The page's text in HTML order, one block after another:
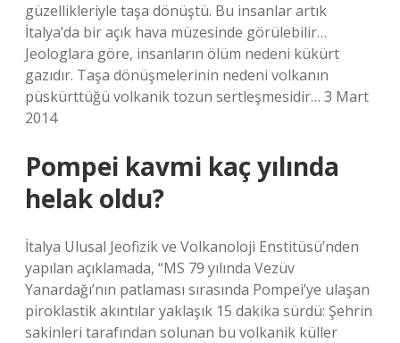
güzellikleriyle taşa dönüştü. Bu insanlar artık
İtalya’da bir açık hava müzesinde görülebilir…
Jeologlara göre, insanların ölüm nedeni kükürt
gazıdır. Taşa dönüşmelerinin nedeni volkanın
püskürttüğü volkanik tozun sertleşmesidir… 3 Mart
2014
Pompei kavmi kaç yılında
helak oldu?
İtalya Ulusal Jeofizik ve Volkanoloji Enstitüsü’nden
yapılan açıklamada, “MS 79 yılında Vezüv
Yanardağı’nın patlaması sırasında Pompei’ye ulaşan
piroklastik akıntılar yaklaşık 15 dakika sürdü: Şehrin
sakinleri tarafından solunan bu volkanik küller